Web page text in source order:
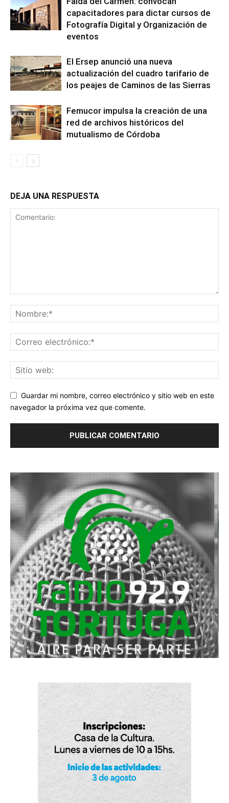
capacitadores para dictar cursos de
Fotografía Digital y Organización de
eventos
El Ersep anunció una nueva
actualización del cuadro tarifario de
los peajes de Caminos de las Sierras
Femucor impulsa la creación de una
red de archivos históricos del
mutualismo de Córdoba
DEJA UNA RESPUESTA
Guardar mi nombre, correo electrónico y sitio web en este
navegador la próxima vez que comente.